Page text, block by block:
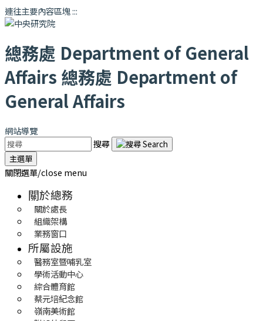
連往主要內容區塊:::
總務處 Department of General
Affairs 總務處 Department of
General Affairs
網站導覽
搜尋
主選單
關閉選單/close menu
關於總務
關於處長
組織架構
業務窗口
所屬設施
醫務室暨哺乳室
學術活動中心
綜合體育館
蔡元培紀念館
嶺南美術館